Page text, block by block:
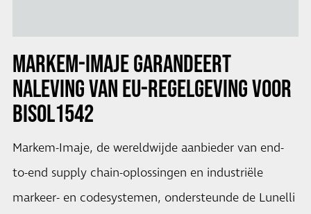
MARKEM-IMAJE GARANDEERT
NALEVING VAN EU-REGELGEVING VOOR
BISOL1542
Markem-Imaje, de wereldwijde aanbieder van end-
to-end supply chain-oplossingen en industriële
markeer- en codesystemen, ondersteunde de Lunelli